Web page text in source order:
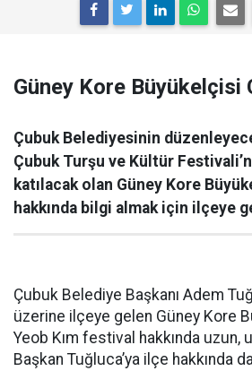
Güney Kore Büyükelçisi
Çubuk Belediyesinin
Çubuk Turşu ve Kültür
katılacak olan Güney Kore
hakkında bilgi almak için ilçeye
Çubuk Belediye Başkanı Adem
üzerine ilçeye gelen Güney Kore
Yeob Kım festival hakkında uzun,
Başkan Tuğluca’ya ilçe hakkında